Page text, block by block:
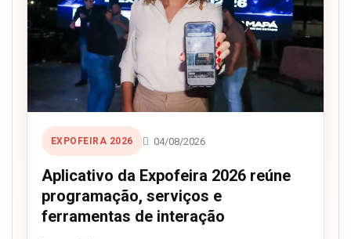
EXPOFEIRA 2026 04/08/2026
Aplicativo da Expofeira 2026 reúne
programação, serviços e
ferramentas de interação